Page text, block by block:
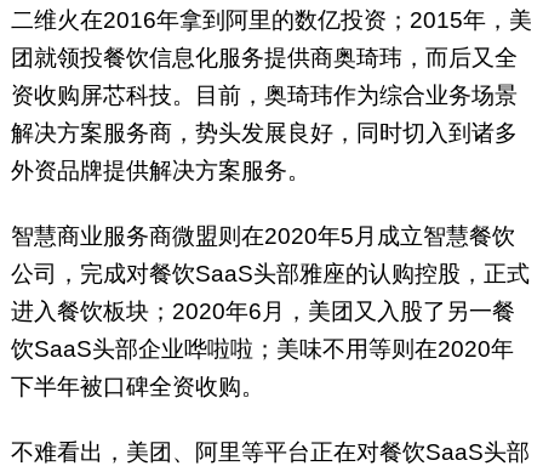
二维火在2016年拿到阿里的数亿投资；2015年，美
团就领投餐饮信息化服务提供商奥琦玮，而后又全
资收购屏芯科技。目前，奥琦玮作为综合业务场景
解决方案服务商，势头发展良好，同时切入到诸多
外资品牌提供解决方案服务。
智慧商业服务商微盟则在2020年5月成立智慧餐饮
公司，完成对餐饮SaaS头部雅座的认购控股，正式
进入餐饮板块；2020年6月，美团又入股了另一餐
饮SaaS头部企业哗啦啦；美味不用等则在2020年
下半年被口碑全资收购。
不难看出，美团、阿里等平台正在对餐饮SaaS头部